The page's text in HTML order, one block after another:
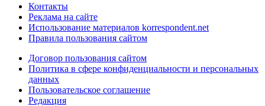
Контакты
Реклама на сайте
Использование материалов korrespondent.net
Правила пользования сайтом
Договор пользования сайтом
Политика в сфере конфиденциальности и персональных
данных
Пользовательское соглашение
Редакция